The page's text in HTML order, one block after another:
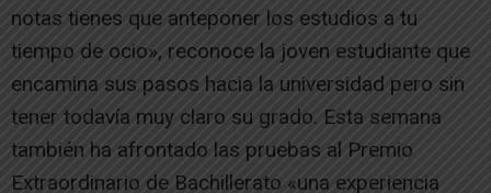
notas tienes que anteponer los estudios a tu
tiempo de ocio», reconoce la joven estudiante que
encamina sus pasos hacia la universidad pero sin
tener todavía muy claro su grado. Esta semana
también ha afrontado las pruebas al Premio
Extraordinario de Bachillerato «una experiencia